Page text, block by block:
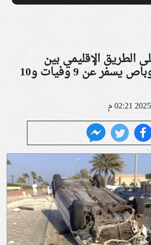
الإقليمي بين
سيارتين ميكروباص يسفر عن 9 وفيات و10